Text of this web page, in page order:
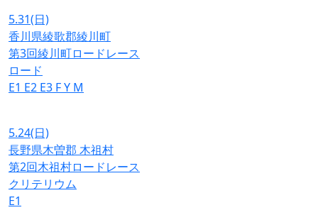
5.31(日)
香川県綾歌郡綾川町
第3回綾川町ロードレース
ロード
E1 E2 E3 FY M
5.24(日)
長野県木曽郡 木祖村
第2回木祖村ロードレース
クリテリウム
E1